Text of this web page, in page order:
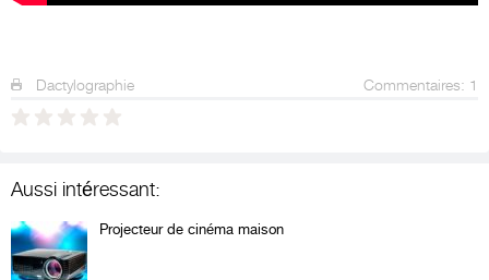
Dactylographie Commentaires: 1
Aussi intéressant:
Projecteur de cinéma maison